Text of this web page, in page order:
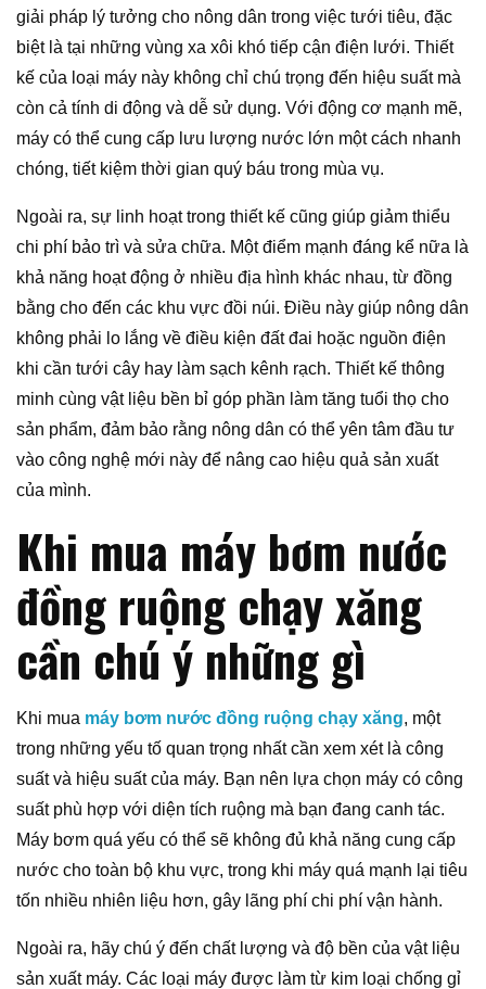
giải pháp lý tưởng cho nông dân trong việc tưới tiêu, đặc
biệt là tại những vùng xa xôi khó tiếp cận điện lưới. Thiết
kế của loại máy này không chỉ chú trọng đến hiệu suất mà
còn cả tính di động và dễ sử dụng. Với động cơ mạnh mẽ,
máy có thể cung cấp lưu lượng nước lớn một cách nhanh
chóng, tiết kiệm thời gian quý báu trong mùa vụ.
Ngoài ra, sự linh hoạt trong thiết kế cũng giúp giảm thiểu
chi phí bảo trì và sửa chữa. Một điểm mạnh đáng kể nữa là
khả năng hoạt động ở nhiều địa hình khác nhau, từ đồng
bằng cho đến các khu vực đồi núi. Điều này giúp nông dân
không phải lo lắng về điều kiện đất đai hoặc nguồn điện
khi cần tưới cây hay làm sạch kênh rạch. Thiết kế thông
minh cùng vật liệu bền bỉ góp phần làm tăng tuổi thọ cho
sản phẩm, đảm bảo rằng nông dân có thể yên tâm đầu tư
vào công nghệ mới này để nâng cao hiệu quả sản xuất
của mình.
Khi mua máy bơm nước
đồng ruộng chạy xăng
cần chú ý những gì
Khi mua máy bơm nước đồng ruộng chạy xăng, một
trong những yếu tố quan trọng nhất cần xem xét là công
suất và hiệu suất của máy. Bạn nên lựa chọn máy có công
suất phù hợp với diện tích ruộng mà bạn đang canh tác.
Máy bơm quá yếu có thể sẽ không đủ khả năng cung cấp
nước cho toàn bộ khu vực, trong khi máy quá mạnh lại tiêu
tốn nhiều nhiên liệu hơn, gây lãng phí chi phí vận hành.
Ngoài ra, hãy chú ý đến chất lượng và độ bền của vật liệu
sản xuất máy. Các loại máy được làm từ kim loại chống gỉ